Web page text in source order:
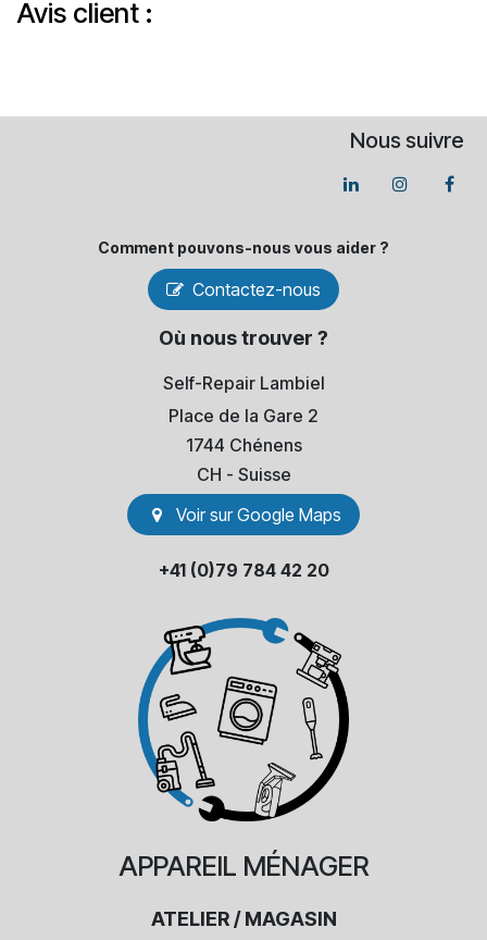
Avis client :
Nous suivre
Comment pouvons-​nous vous aider ?
Contactez-nous
Où nous trouver ?
Self-Repair Lambiel
Place de la Gare 2
1744 Chénens
​CH - Suisse
Voir sur Go​​ogle Maps
+41 (0)79 784 42 20
APPAREIL MÉNAGER
ATELIER / MAGASIN